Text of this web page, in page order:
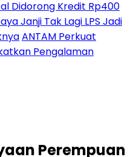
Didorong Kredit Rp400
Janji Tak Lagi LPS Jadi
ANTAM Perkuat
Pengalaman
Perempuan